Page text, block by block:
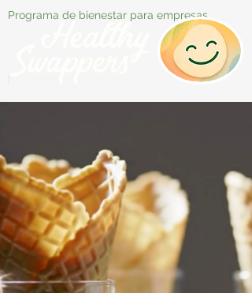
Programa de bienestar para empresas